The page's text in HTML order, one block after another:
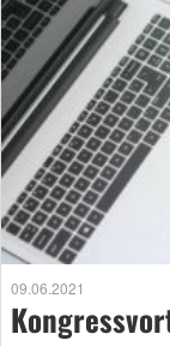
09.06.2021